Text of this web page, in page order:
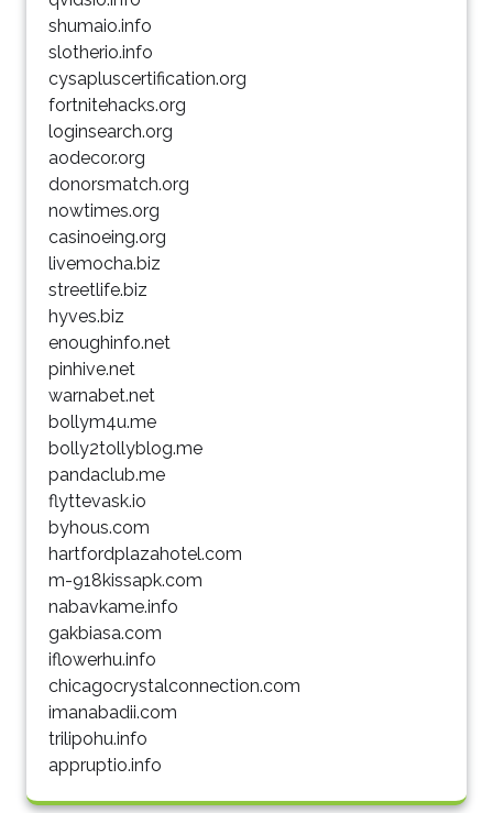
shumaio.info
slotherio.info
cysapluscertification.org
fortnitehacks.org
loginsearch.org
aodecor.org
donorsmatch.org
nowtimes.org
casinoeing.org
livemocha.biz
streetlife.biz
hyves.biz
enoughinfo.net
pinhive.net
warnabet.net
bollym4u.me
bolly2tollyblog.me
pandaclub.me
flyttevask.io
byhous.com
hartfordplazahotel.com
m-918kissapk.com
nabavkame.info
gakbiasa.com
iflowerhu.info
chicagocrystalconnection.com
imanabadii.com
trilipohu.info
appruptio.info